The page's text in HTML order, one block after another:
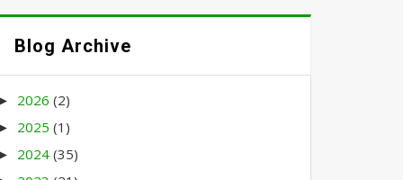
Blog Archive
► 2026(2)
► 2025(1)
► 2024(35)